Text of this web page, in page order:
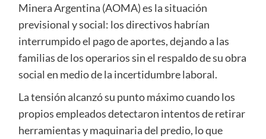
Minera Argentina (AOMA) es la situación
previsional y social: los directivos habrían
interrumpido el pago de aportes, dejando a las
familias de los operarios sin el respaldo de su obra
social en medio de la incertidumbre laboral.
La tensión alcanzó su punto máximo cuando los
propios empleados detectaron intentos de retirar
herramientas y maquinaria del predio, lo que